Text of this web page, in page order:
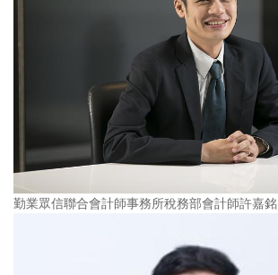
勤業眾信聯合會計師事務所稅務部會計師許嘉銘